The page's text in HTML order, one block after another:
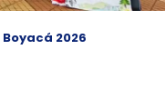
2026